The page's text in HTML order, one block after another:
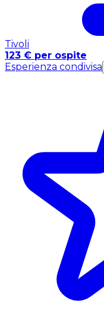
Tivoli
123 € per ospite
Esperienza condivisa